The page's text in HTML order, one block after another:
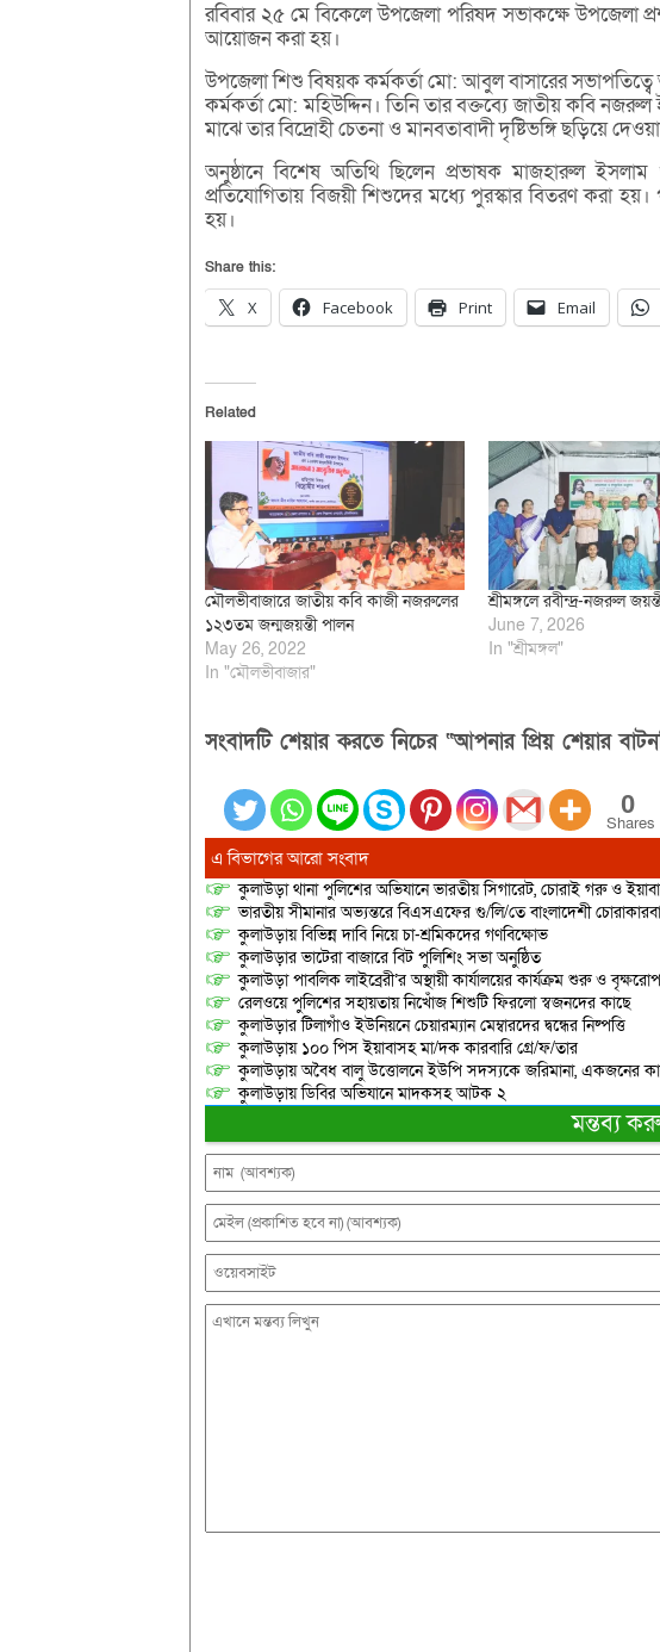
রবিবার ২৫ মে বিকেলে উপজেলা পরিষদ সভাকক্ষে উপজেলা
আয়োজন করা হয়।
উপজেলা শিশু বিষয়ক কর্মকর্তা মো: আবুল বাসারের সভাপতিত্বে
কর্মকর্তা মো: মহিউদ্দিন। তিনি তার বক্তব্যে জাতীয় কবি
মাঝে তার বিদ্রোহী চেতনা ও মানবতাবাদী দৃষ্টিভঙ্গি ছড়িয়ে
অনুষ্ঠানে বিশেষ অতিথি ছিলেন প্রভাষক মাজহারুল ইসলাম
প্রতিযোগিতায় বিজয়ী শিশুদের মধ্যে পুরস্কার বিতরণ করা
হয়।
Share this:
X Facebook Print Email
Related
মৌলভীবাজারে জাতীয় কবি কাজী নজরুলের
১২৩তম জন্মজয়ন্তী পালন
May 26, 2022
In "মৌলভীবাজার"
শ্রীমঙ্গলে রবীন্দ্র-নজরুল
June 7, 2026
In "শ্রীমঙ্গল"
সংবাদটি শেয়ার করতে নিচের “আপনার প্রিয় শেয়ার
0
Shares
এ বিভাগের আরো সংবাদ
কুলাউড়া থানা পুলিশের অভিযানে ভারতীয় সিগারেট, চোরাই গরু ও ইয়াবা
ভারতীয় সীমানার অভ্যন্তরে বিএসএফের গু/লি/তে বাংলাদেশী
কুলাউড়ায় বিভিন্ন দাবি নিয়ে চা-শ্রমিকদের গণবিক্ষোভ
কুলাউড়ার ভাটেরা বাজারে বিট পুলিশিং সভা অনুষ্ঠিত
কুলাউড়া পাবলিক লাইব্রেরী’র অস্থায়ী কার্যালয়ের কার্যক্রম শুরু ও
রেলওয়ে পুলিশের সহায়তায় নিখোঁজ শিশুটি ফিরলো স্বজনদের কাছে
কুলাউড়ার টিলাগাঁও ইউনিয়নে চেয়ারম্যান মেম্বারদের দ্বন্ধের নিষ্পত্তি
কুলাউড়ায় ১০০ পিস ইয়াবাসহ মা/দক কারবারি গ্রে/ফ/তার
কুলাউড়ায় অবৈধ বালু উত্তোলনে ইউপি সদস্যকে জরিমানা, একজনের
কুলাউড়ায় ডিবির অভিযানে মাদকসহ আটক ২
মন্তব্য